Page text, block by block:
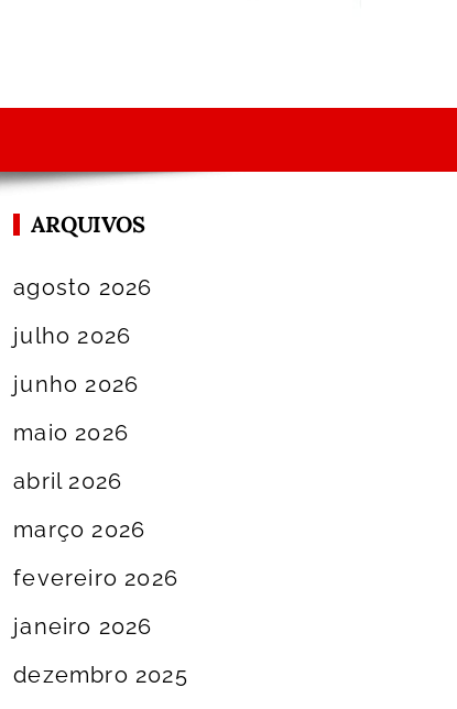
ARQUIVOS
agosto 2026
julho 2026
junho 2026
maio 2026
abril 2026
março 2026
fevereiro 2026
janeiro 2026
dezembro 2025